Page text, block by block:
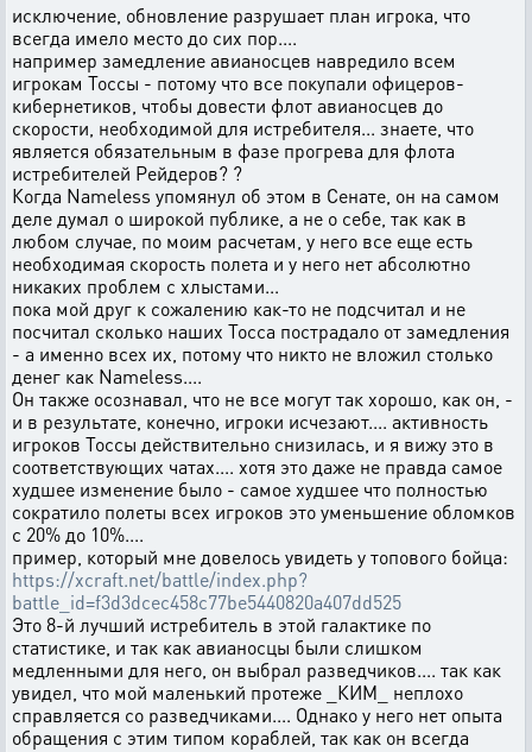
исключение, обновление разрушает план игрока, что
всегда имело место до сих пор....
например замедление авианосцев навредило всем
игрокам Тоссы - потому что все покупали офицеров-
кибернетиков, чтобы довести флот авианосцев до
скорости, необходимой для истребителя... знаете, что
является обязательным в фазе прогрева для флота
истребителей Рейдеров? ?
Когда Nameless упомянул об этом в Сенате, он на самом
деле думал о широкой публике, а не о себе, так как в
любом случае, по моим расчетам, у него все еще есть
необходимая скорость полета и у него нет абсолютно
никаких проблем с хлыстами...
пока мой друг к сожалению как-то не подсчитал и не
посчитал сколько наших Тосса пострадало от замедления
- а именно всех их, потому что никто не вложил столько
денег как Nameless....
Он также осознавал, что не все могут так хорошо, как он, -
и в результате, конечно, игроки исчезают.... активность
игроков Тоссы действительно снизилась, и я вижу это в
соответствующих чатах.... хотя это даже не правда самое
худшее изменение было - самое худшее что полностью
сократило полеты всех игроков это уменьшение обломков
с 20% до 10%....
пример, который мне довелось увидеть у топового бойца:
https://xcraft.net/battle/index.php?
battle_id=f3d3dcec458c77be5440820a407dd525
Это 8-й лучший истребитель в этой галактике по
статистике, и так как авианосцы были слишком
медленными для него, он выбрал разведчиков.... так как
увидел, что мой маленький протеже _КИМ_ неплохо
справляется со разведчиками.... Однако у него нет опыта
обращения с этим типом кораблей, так как он всегда